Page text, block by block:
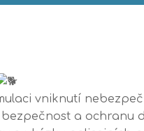
vniknutí
a ochranu